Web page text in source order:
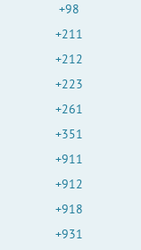
+98
+211
+212
+223
+261
+351
+911
+912
+918
+931